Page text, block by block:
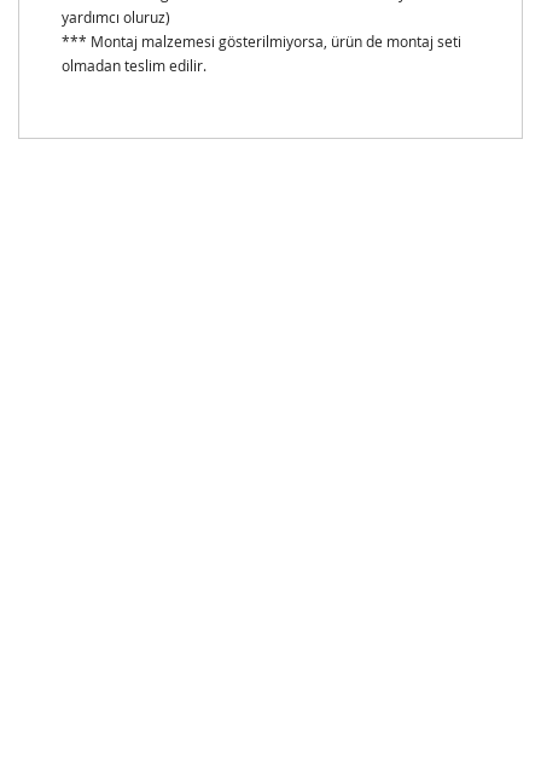
yardımcı oluruz)
*** Montaj malzemesi gösterilmiyorsa, ürün de montaj seti
olmadan teslim edilir.